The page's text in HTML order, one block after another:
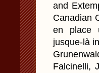
and
Canadian
en place
jusque-là
Falcinelli,